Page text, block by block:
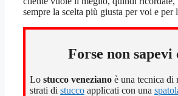
sempre la scelta più giusta per voi e per
Forse non sapevi
Lo stucco veneziano è una tecnica di
strati di stucco applicati con una